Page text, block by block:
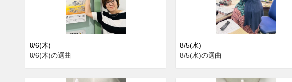
8/6(木)
8/6(木)の選曲
8/5(水)
8/5(水)の選曲